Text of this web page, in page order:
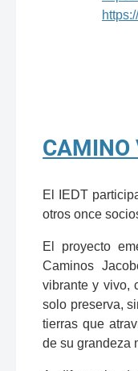
CAMINO
El IEDT
otros once
El proyecto
Caminos
vibrante y vivo,
solo preserva,
tierras que
de su grandeza